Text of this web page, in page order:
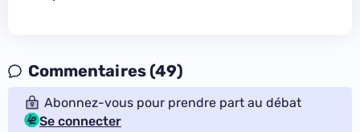
Commentaires (49)
Abonnez-vous pour prendre part au débat
Se connecter